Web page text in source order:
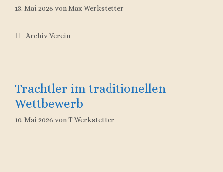
13. Mai 2026 von Max Werkstetter
Kategorien
Archiv Verein
Trachtler im traditionellen
Wettbewerb
10. Mai 2026 vonT Werkstetter